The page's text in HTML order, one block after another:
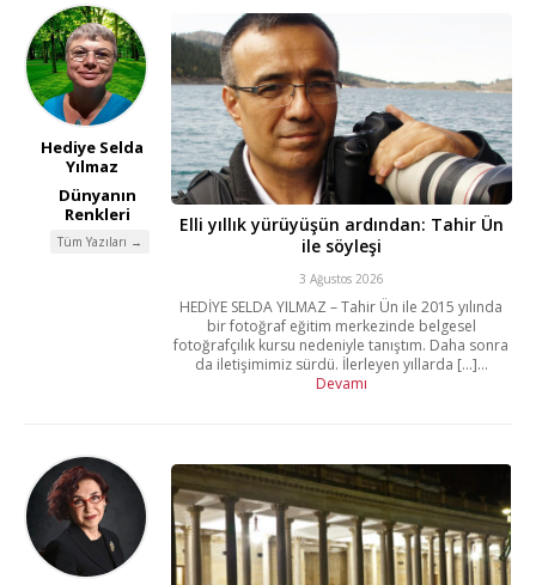
Hediye Selda
Yılmaz
Dünyanın
Renkleri
Tüm Yazıları →
Elli yıllık yürüyüşün ardından: Tahir Ün
ile söyleşi
3 Ağustos 2026
HEDİYE SELDA YILMAZ – Tahir Ün ile 2015 yılında
bir fotoğraf eğitim merkezinde belgesel
fotoğrafçılık kursu nedeniyle tanıştım. Daha sonra
da iletişimimiz sürdü. İlerleyen yıllarda [...]...
Devamı